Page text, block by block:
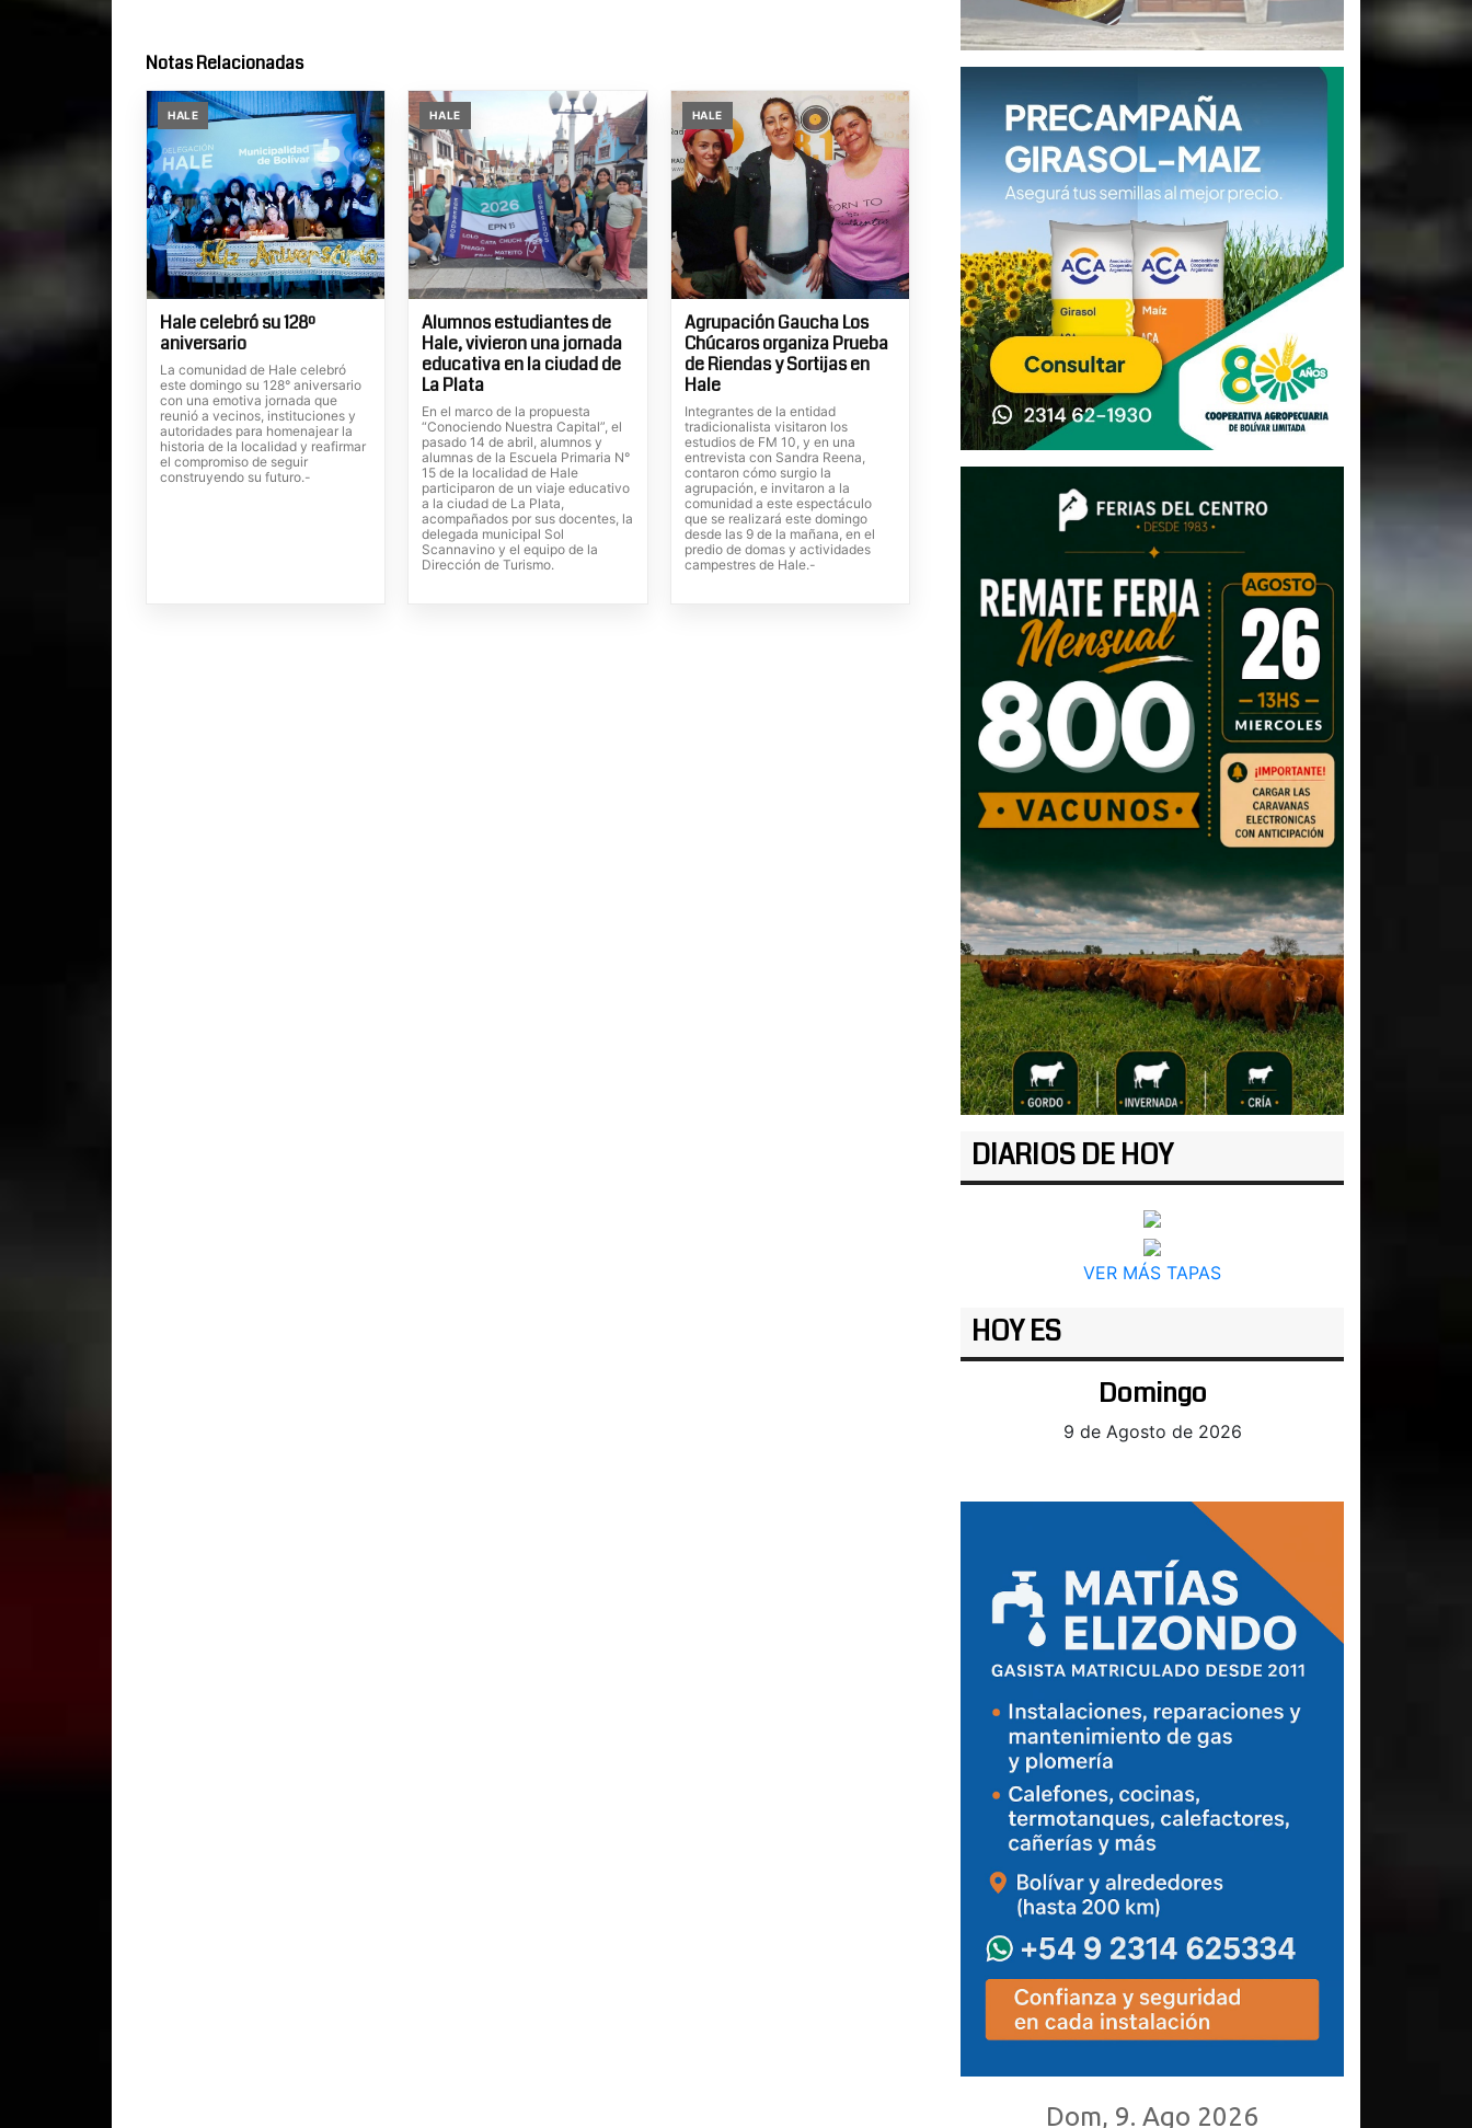
Notas Relacionadas
HALE
Hale celebró su 128º
aniversario
La comunidad de Hale celebró
este domingo su 128° aniversario
con una emotiva jornada que
reunió a vecinos, instituciones y
autoridades para homenajear la
historia de la localidad y reafirmar
el compromiso de seguir
construyendo su futuro.-
HALE
Alumnos estudiantes de
Hale, vivieron una jornada
educativa en la ciudad de
La Plata
En el marco de la propuesta
“Conociendo Nuestra Capital”, el
pasado 14 de abril, alumnos y
alumnas de la Escuela Primaria N°
15 de la localidad de Hale
participaron de un viaje educativo
a la ciudad de La Plata,
acompañados por sus docentes, la
delegada municipal Sol
Scannavino y el equipo de la
Dirección de Turismo.
HALE
Agrupación Gaucha Los
Chúcaros organiza Prueba
de Riendas y Sortijas en
Hale
Integrantes de la entidad
tradicionalista visitaron los
estudios de FM 10, y en una
entrevista con Sandra Reena,
contaron cómo surgio la
agrupación, e invitaron a la
comunidad a este espectáculo
que se realizará este domingo
desde las 9 de la mañana, en el
predio de domas y actividades
campestres de Hale.-
DIARIOS DE HOY
VER MÁS TAPAS
HOY ES
Domingo
9 de Agosto de 2026